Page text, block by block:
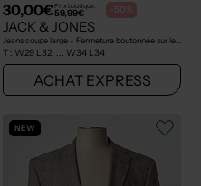
30,00€Prix boutique :
59,99€ -50%
JACK & JONES
Jeans coupe large - Fermeture boutonnée sur le devant beige
T : W29 L32, ... W34 L34
ACHAT EXPRESS
NEW